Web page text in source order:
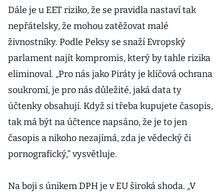
potřebují
Dále je u EET riziko, že se pravidla nastaví tak
nepřátelsky, že mohou zatěžovat malé
živnostníky. Podle Peksy se snaží Evropský
parlament najít kompromis, který by tahle rizika
eliminoval. „Pro nás jako Piráty je klíčová ochrana
soukromí, je pro nás důležité, jaká data ty
účtenky obsahují. Když si třeba kupujete časopis,
tak má být na účtence napsáno, že je to jen
časopis a nikoho nezajímá, zda je vědecký či
pornografický,“ vysvětluje.
Na boji s únikem DPH je v EU široká shoda. „V